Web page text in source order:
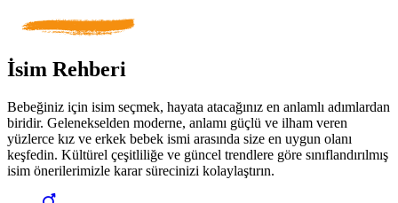
İsim Rehberi
Bebeğiniz için isim seçmek, hayata atacağınız en anlamlı adımlardan
biridir. Gelenekselden moderne, anlamı güçlü ve ilham veren
yüzlerce kız ve erkek bebek ismi arasında size en uygun olanı
keşfedin. Kültürel çeşitliliğe ve güncel trendlere göre sınıflandırılmış
isim önerilerimizle karar sürecinizi kolaylaştırın.